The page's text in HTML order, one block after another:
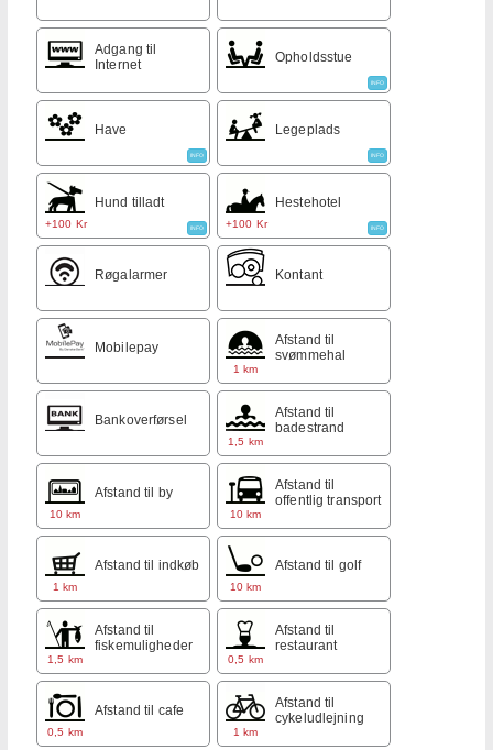
Adgang til
Internet
Opholdsstue
INFO
Have
INFO
Legeplads
INFO
+100 Kr
Hund tilladt
INFO +100 Kr
Hestehotel
INFO
Røgalarmer Kontant
Mobilepay
1 km
Afstand til
svømmehal
Bankoverførsel
1,5 km
Afstand til
badestrand
10 km
Afstand til by
10 km
Afstand til
offentlig transport
1 km
Afstand til indkøb
10 km
Afstand til golf
1,5 km
Afstand til
fiskemuligheder
0,5 km
Afstand til
restaurant
0,5 km
Afstand til cafe
1 km
Afstand til
cykeludlejning